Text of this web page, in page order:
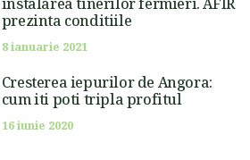
prezinta conditiile
8 ianuarie 2021
Cresterea iepurilor de Angora:
cum iti poti tripla profitul
16 iunie 2020